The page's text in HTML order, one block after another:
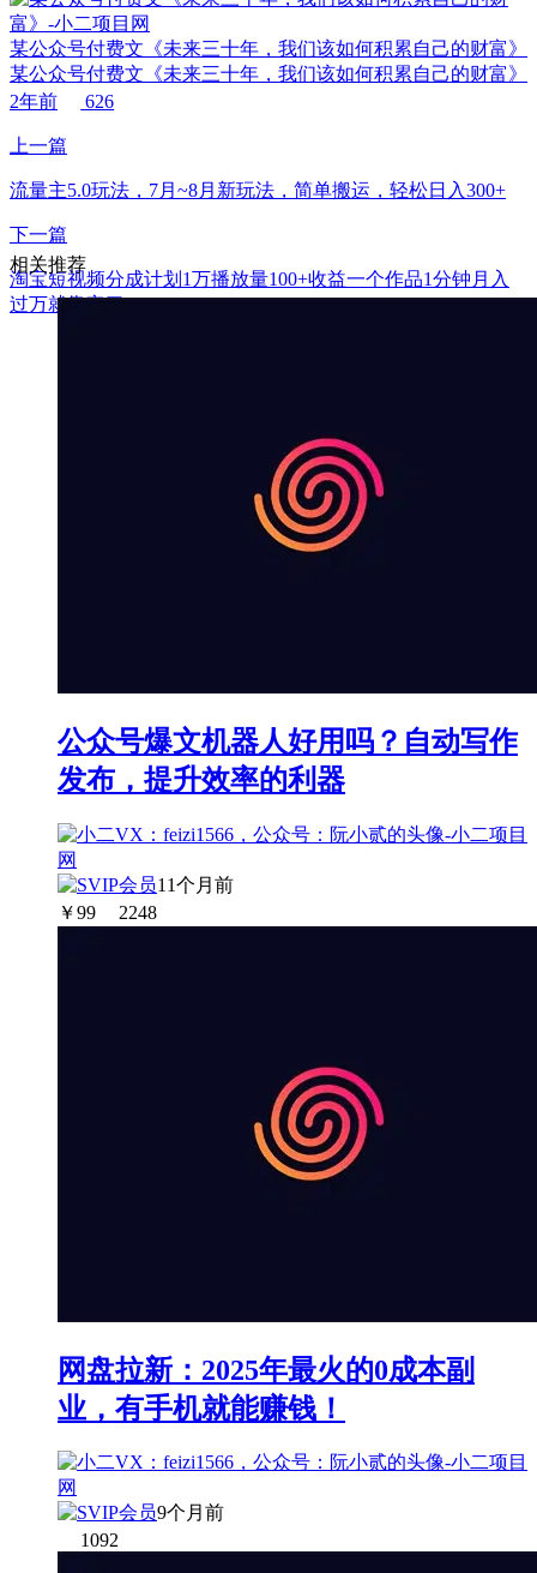
某公众号付费文《未来三十年，我们该如何积累自己的财富》
某公众号付费文《未来三十年，我们该如何积累自己的财富》
2年前
626
上一篇
流量主5.0玩法，7月~8月新玩法，简单搬运，轻松日入300+
下一篇
淘宝短视频分成计划1万播放量100+收益一个作品1分钟月入
过万就靠它了
相关推荐
公众号爆文机器人好用吗？自动写作
发布，提升效率的利器
11个月前
￥99 2248
网盘拉新：2025年最火的0成本副
业，有手机就能赚钱！
9个月前
1092